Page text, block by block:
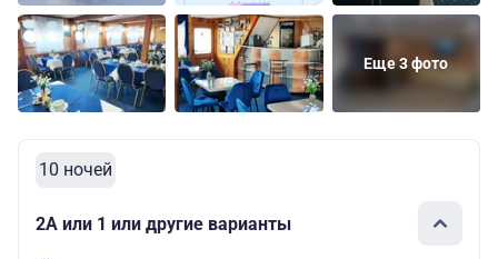
Еще 3 фото
10 ночей
2А или 1 или другие варианты